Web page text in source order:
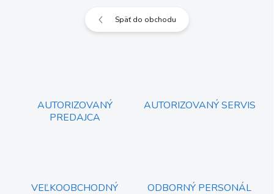
Späť do obchodu
AUTORIZOVANÝ
PREDAJCA
AUTORIZOVANÝ SERVIS
VEĽKOOBCHODNÝ
ODBORNÝ PERSONÁL